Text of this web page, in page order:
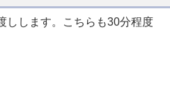
しします。こちらも30分程度